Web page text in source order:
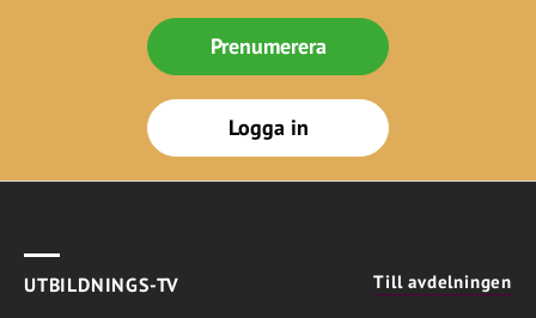
Prenumerera
Logga in
UTBILDNINGS-TV Till avdelningen